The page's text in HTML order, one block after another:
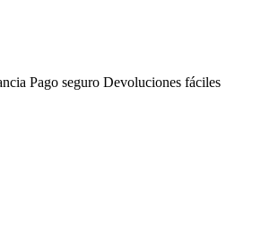
Pago seguro Devoluciones fáciles